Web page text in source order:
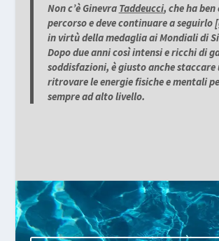
Non c’è Ginevra Taddeucci, che ha
percorso e deve continuare a
in virtù della medaglia ai Mondiali di
Dopo due anni così intensi e ricchi di
soddisfazioni, è giusto anche staccare
ritrovare le energie fisiche e mentali
sempre ad alto livello.